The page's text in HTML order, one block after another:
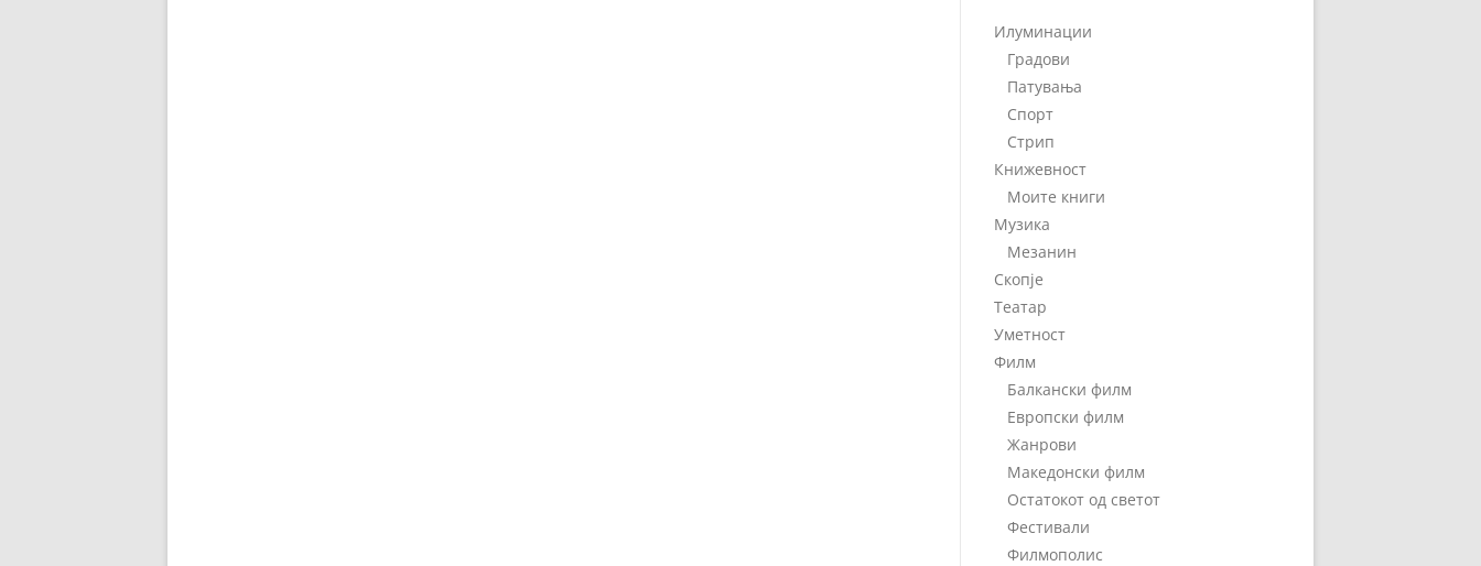
Илуминации
Градови
Патувања
Спорт
Стрип
Книжевност
Моите книги
Музика
Мезанин
Скопје
Театар
Уметност
Филм
Балкански филм
Европски филм
Жанрови
Македонски филм
Остатокот од светот
Фестивали
Филмополис